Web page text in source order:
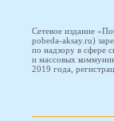
Сетевое издание
pobeda-aksay.ru)
по надзору в сфере
и массовых
2019 года,